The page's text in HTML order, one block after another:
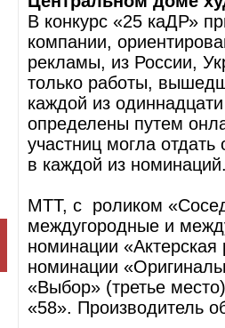
В конкурс «25 каДР»
компании,
рекламы, из России,
только работы,
каждой из
определены путем
участниц могла
в каждой из
МТТ, с роликом
междугородные и
номинации
номинации
«Выбор» (третье
«58». Производитель